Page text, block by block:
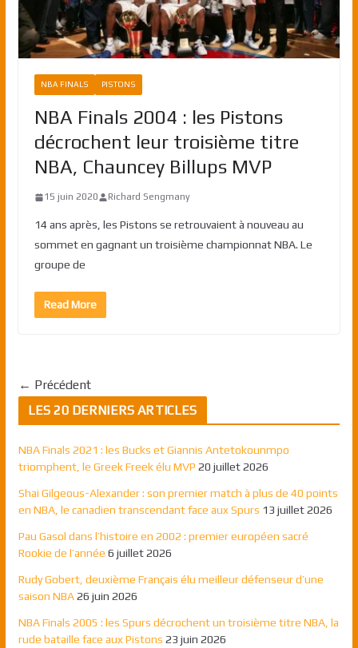
NBA FINALS PISTONS
NBA Finals 2004 : les Pistons
décrochent leur troisième titre
NBA, Chauncey Billups MVP
15 juin 2020 Richard Sengmany
14 ans après, les Pistons se retrouvaient à nouveau au
sommet en gagnant un troisième championnat NBA. Le
groupe de
Read More
← Précédent
LES 20 DERNIERS ARTICLES
NBA Finals 2021 : les Bucks et Giannis Antetokounmpo
triomphent, le Greek Freek élu MVP 20 juillet 2026
Shai Gilgeous-Alexander : son premier match à plus de 40 points
en NBA, le canadien transcendant face aux Spurs 13 juillet 2026
Pau Gasol dans l’histoire en 2002 : premier européen sacré
Rookie de l’année 6 juillet 2026
Rudy Gobert, deuxième Français élu meilleur défenseur d’une
saison NBA 26 juin 2026
NBA Finals 2005 : les Spurs décrochent un troisième titre NBA, la
rude bataille face aux Pistons 23 juin 2026